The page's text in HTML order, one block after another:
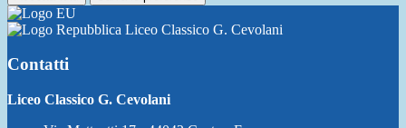
Liceo Classico G. Cevolani
Contatti
Liceo Classico G. Cevolani